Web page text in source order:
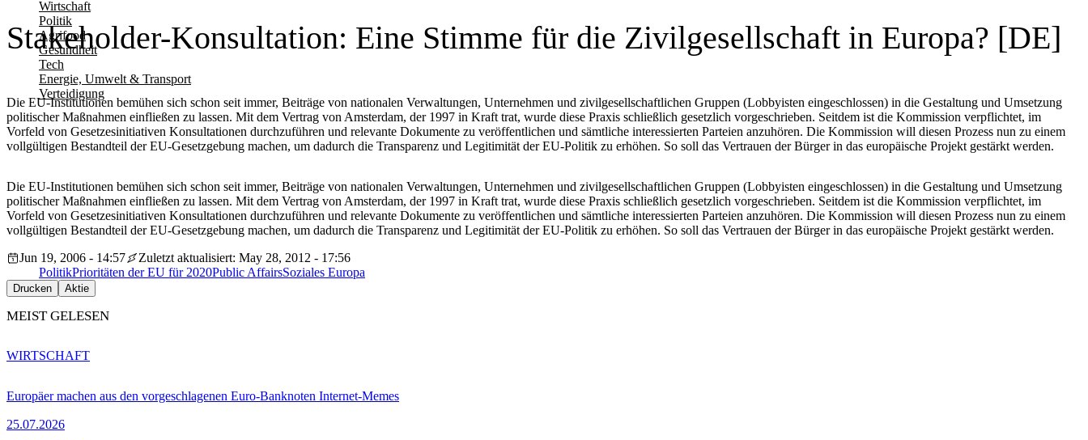
Wirtschaft
Politik
Agrifood
Gesundheit
Tech
Energie, Umwelt & Transport
Verteidigung
Stakeholder-Konsultation: Eine Stimme für die Zivilgesellschaft in Europa? [DE]
Die EU-Institutionen bemühen sich schon seit immer, Beiträge von nationalen Verwaltungen, Unternehmen und zivilgesellschaftlichen Gruppen (Lobbyisten eingeschlossen) in die Gestaltung und Umsetzung
politischer Maßnahmen einfließen zu lassen. Mit dem Vertrag von Amsterdam, der 1997 in Kraft trat, wurde diese Praxis schließlich gesetzlich vorgeschrieben. Seitdem ist die Kommission verpflichtet, im
Vorfeld von Gesetzesinitiativen Konsultationen durchzuführen und relevante Dokumente zu veröffentlichen und sämtliche interessierten Parteien anzuhören. Die Kommission will diesen Prozess nun zu einem
vollgültigen Bestandteil der EU-Gesetzgebung machen, um dadurch die Transparenz und Legitimität der EU-Politik zu erhöhen. So soll das Vertrauen der Bürger in das europäische Projekt gestärkt werden.
Die EU-Institutionen bemühen sich schon seit immer, Beiträge von nationalen Verwaltungen, Unternehmen und zivilgesellschaftlichen Gruppen (Lobbyisten eingeschlossen) in die Gestaltung und Umsetzung
politischer Maßnahmen einfließen zu lassen. Mit dem Vertrag von Amsterdam, der 1997 in Kraft trat, wurde diese Praxis schließlich gesetzlich vorgeschrieben. Seitdem ist die Kommission verpflichtet, im
Vorfeld von Gesetzesinitiativen Konsultationen durchzuführen und relevante Dokumente zu veröffentlichen und sämtliche interessierten Parteien anzuhören. Die Kommission will diesen Prozess nun zu einem
vollgültigen Bestandteil der EU-Gesetzgebung machen, um dadurch die Transparenz und Legitimität der EU-Politik zu erhöhen. So soll das Vertrauen der Bürger in das europäische Projekt gestärkt werden.
Jun 19, 2006 - 14:57
Zuletzt aktualisiert: May 28, 2012 - 17:56
PolitikPrioritäten der EU für 2020Public AffairsSoziales Europa
Drucken Aktie
MEIST GELESEN
Europäer machen aus den vorgeschlagenen Euro-Banknoten Internet-Memes
25.07.2026
WIRTSCHAFT